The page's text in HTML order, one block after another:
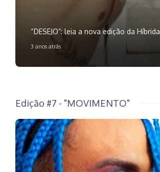
“DESEJO”: leia a nova edição da Híbrida
3 anos atrás
Edição #7 - "MOVIMENTO"